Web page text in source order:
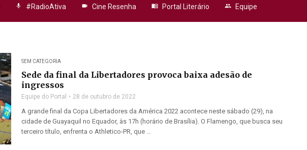
mic #RadioAtiva videocam Cine Resenha menu_book Portal Literário people Equipe
SEM CATEGORIA
Sede da final da Libertadores provoca baixa adesão de
ingressos
Equipe do Portal 28 de outubro de 2022
A grande final da Copa Libertadores da América 2022 acontece neste sábado (29), na
cidade de Guayaquil no Equador, às 17h (horário de Brasília). O Flamengo, que busca seu
terceiro título, enfrenta o Athletico-PR, que ...